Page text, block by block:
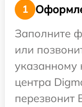
1
Заполните
или
указанному
центра
перезвонит